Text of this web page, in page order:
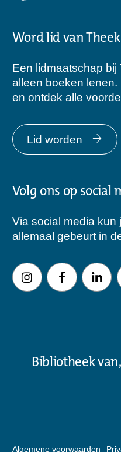
Word lid van
Een lidmaatschap
alleen boeken
en ontdek alle
Lid worden
Volg ons op social
Via social media kun
allemaal gebeurt in
Bibliotheek
Algemene voorwaarden